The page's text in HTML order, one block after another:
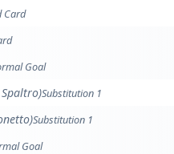
Card
Goal
Spaltro)Substitution 1
Substitution 1
Goal